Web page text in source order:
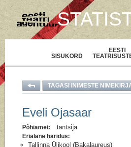
SISUKORD
EESTI
TAGASI INIMESTE
Eveli Ojasaar
Põhiamet: tantsija
Erialane haridus:
Tallinna Ülikool (Bakalaureus)